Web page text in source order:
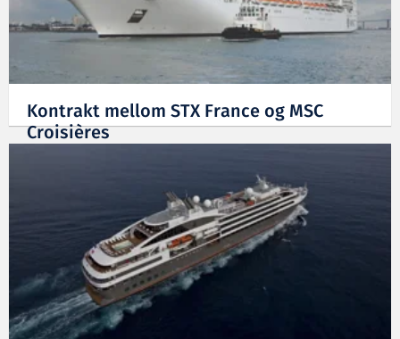
Kontrakt mellom STX France og MSC
Croisières